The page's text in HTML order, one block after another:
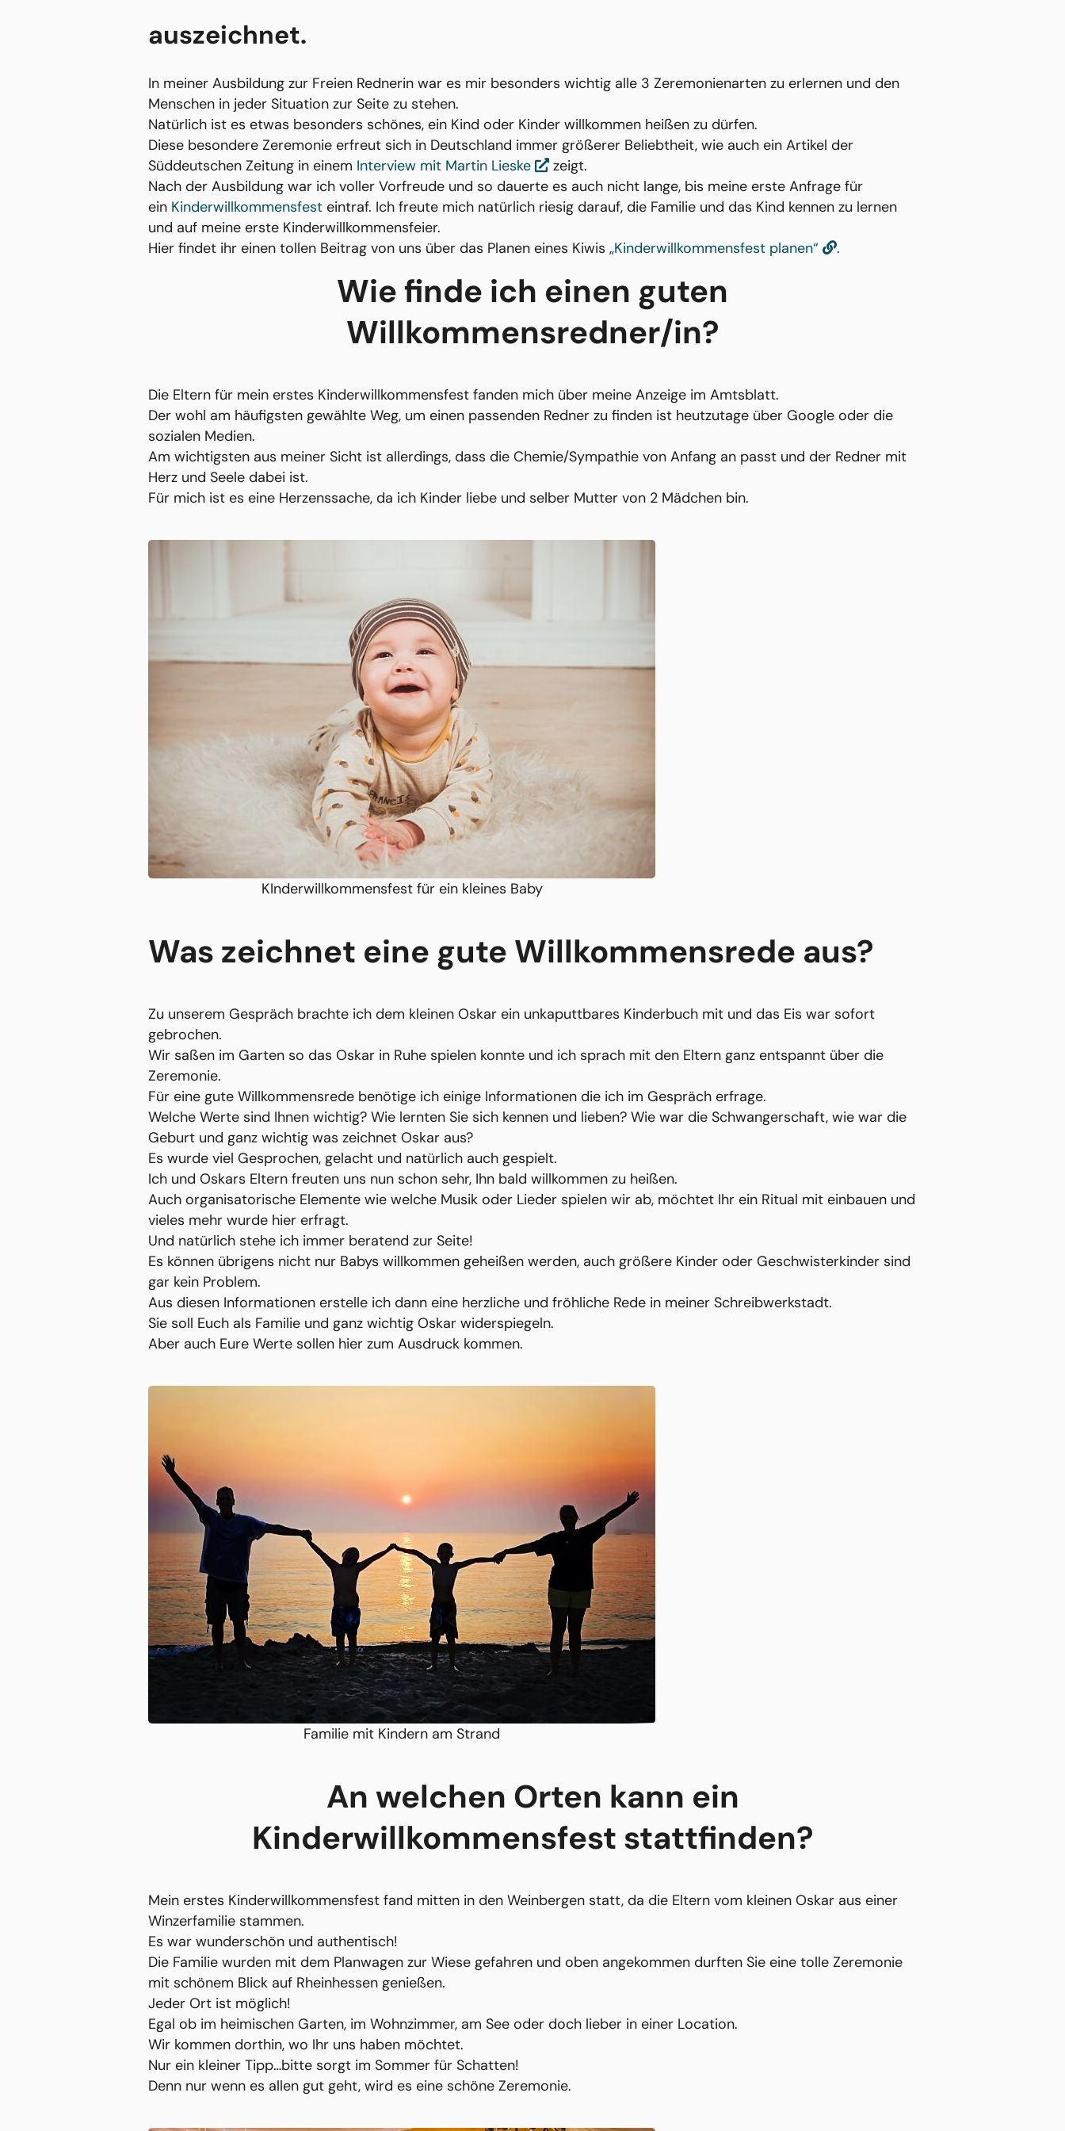
auszeichnet.
In meiner Ausbildung zur Freien Rednerin war es mir besonders wichtig alle 3 Zeremonienarten zu erlernen und den
Menschen in jeder Situation zur Seite zu stehen.
Natürlich ist es etwas besonders schönes, ein Kind oder Kinder willkommen heißen zu dürfen.
Diese besondere Zeremonie erfreut sich in Deutschland immer größerer Beliebtheit, wie auch ein Artikel der
Süddeutschen Zeitung in einem Interview mit Martin Lieske
zeigt.
Nach der Ausbildung war ich voller Vorfreude und so dauerte es auch nicht lange, bis meine erste Anfrage für
ein Kinderwillkommensfest eintraf. Ich freute mich natürlich riesig darauf, die Familie und das Kind kennen zu lernen
und auf meine erste Kinderwillkommensfeier.
Hier findet ihr einen tollen Beitrag von uns über das Planen eines Kiwis „Kinderwillkommensfest planen“ .
Wie finde ich einen guten
Willkommensredner/in?
Die Eltern für mein erstes Kinderwillkommensfest fanden mich über meine Anzeige im Amtsblatt.
Der wohl am häufigsten gewählte Weg, um einen passenden Redner zu finden ist heutzutage über Google oder die
sozialen Medien.
Am wichtigsten aus meiner Sicht ist allerdings, dass die Chemie/Sympathie von Anfang an passt und der Redner mit
Herz und Seele dabei ist.
Für mich ist es eine Herzenssache, da ich Kinder liebe und selber Mutter von 2 Mädchen bin.
KInderwillkommensfest für ein kleines Baby
Was zeichnet eine gute Willkommensrede aus?
Zu unserem Gespräch brachte ich dem kleinen Oskar ein unkaputtbares Kinderbuch mit und das Eis war sofort
gebrochen.
Wir saßen im Garten so das Oskar in Ruhe spielen konnte und ich sprach mit den Eltern ganz entspannt über die
Zeremonie.
Für eine gute Willkommensrede benötige ich einige Informationen die ich im Gespräch erfrage.
Welche Werte sind Ihnen wichtig? Wie lernten Sie sich kennen und lieben? Wie war die Schwangerschaft, wie war die
Geburt und ganz wichtig was zeichnet Oskar aus?
Es wurde viel Gesprochen, gelacht und natürlich auch gespielt.
Ich und Oskars Eltern freuten uns nun schon sehr, Ihn bald willkommen zu heißen.
Auch organisatorische Elemente wie welche Musik oder Lieder spielen wir ab, möchtet Ihr ein Ritual mit einbauen und
vieles mehr wurde hier erfragt.
Und natürlich stehe ich immer beratend zur Seite!
Es können übrigens nicht nur Babys willkommen geheißen werden, auch größere Kinder oder Geschwisterkinder sind
gar kein Problem.
Aus diesen Informationen erstelle ich dann eine herzliche und fröhliche Rede in meiner Schreibwerkstadt.
Sie soll Euch als Familie und ganz wichtig Oskar widerspiegeln.
Aber auch Eure Werte sollen hier zum Ausdruck kommen.
Familie mit Kindern am Strand
An welchen Orten kann ein
Kinderwillkommensfest stattfinden?
Mein erstes Kinderwillkommensfest fand mitten in den Weinbergen statt, da die Eltern vom kleinen Oskar aus einer
Winzerfamilie stammen.
Es war wunderschön und authentisch!
Die Familie wurden mit dem Planwagen zur Wiese gefahren und oben angekommen durften Sie eine tolle Zeremonie
mit schönem Blick auf Rheinhessen genießen.
Jeder Ort ist möglich!
Egal ob im heimischen Garten, im Wohnzimmer, am See oder doch lieber in einer Location.
Wir kommen dorthin, wo Ihr uns haben möchtet.
Nur ein kleiner Tipp…bitte sorgt im Sommer für Schatten!
Denn nur wenn es allen gut geht, wird es eine schöne Zeremonie.